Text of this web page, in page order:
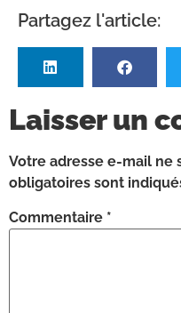
Partagez l'article:
Laisser un
Votre adresse e-mail ne
obligatoires sont
Commentaire *